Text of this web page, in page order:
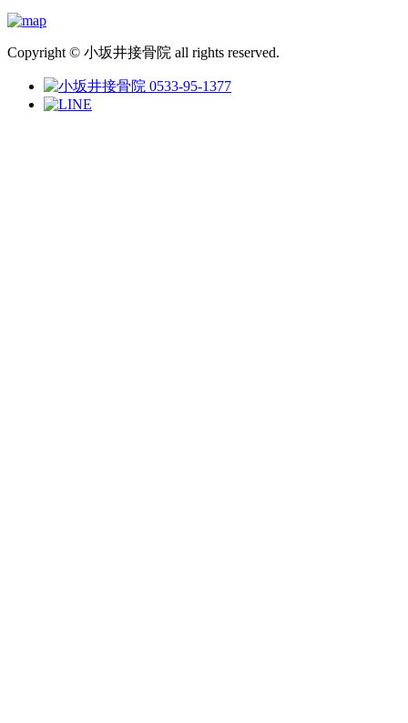
Copyright © 小坂井接骨院 all rights reserved.